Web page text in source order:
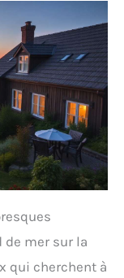
de mer sur la
qui cherchent à